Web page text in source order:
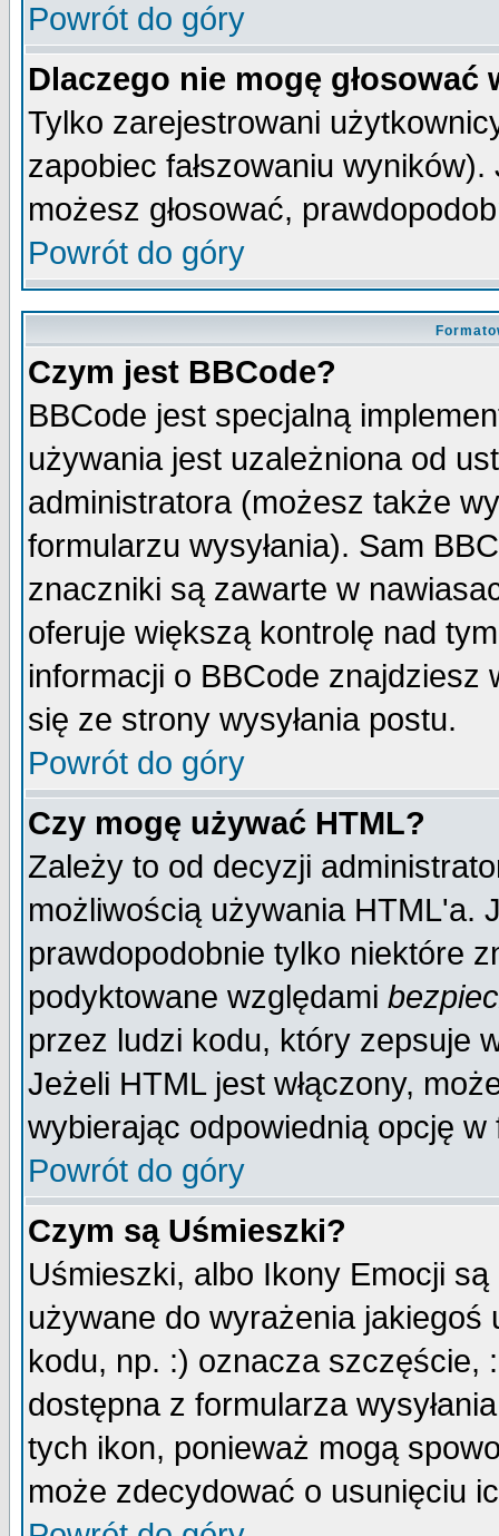
Powrót do góry
Dlaczego nie mogę głosować
Tylko zarejestrowani
zapobiec fałszowaniu
możesz głosować,
Powrót do góry
Czym jest BBCode?
BBCode jest specjalną
używania jest uzależniona od
administratora (możesz także
formularzu wysyłania). Sam
znaczniki są zawarte w
oferuje większą kontrolę nad
informacji o BBCode
się ze strony wysyłania postu.
Powrót do góry
Czy mogę używać HTML?
Zależy to od decyzji
możliwością używania HTML'a.
prawdopodobnie tylko niektóre
podyktowane względami
przez ludzi kodu, który zepsuje
Jeżeli HTML jest włączony,
wybierając odpowiednią opcję w
Powrót do góry
Czym są Uśmieszki?
Uśmieszki, albo Ikony Emocji
używane do wyrażenia
kodu, np. :) oznacza szczęście,
dostępna z formularza
tych ikon, ponieważ mogą
może zdecydować o usunięciu